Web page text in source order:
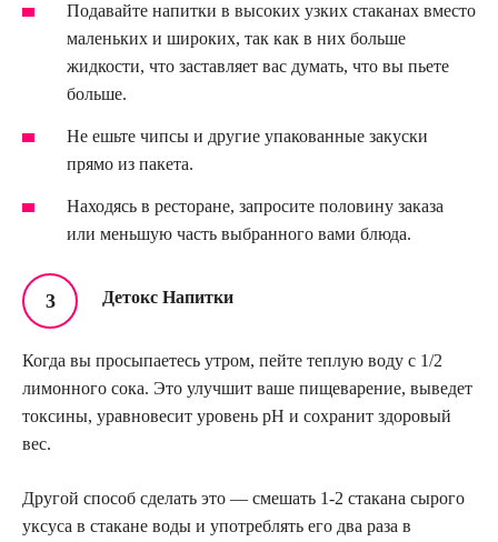
Подавайте напитки в высоких узких стаканах вместо
маленьких и широких, так как в них больше
жидкости, что заставляет вас думать, что вы пьете
больше.
Не ешьте чипсы и другие упакованные закуски
прямо из пакета.
Находясь в ресторане, запросите половину заказа
или меньшую часть выбранного вами блюда.
Детокс Напитки
Когда вы просыпаетесь утром, пейте теплую воду с 1/2
лимонного сока. Это улучшит ваше пищеварение, выведет
токсины, уравновесит уровень pH и сохранит здоровый
вес.
Другой способ сделать это — смешать 1-2 стакана сырого
уксуса в стакане воды и употреблять его два раза в